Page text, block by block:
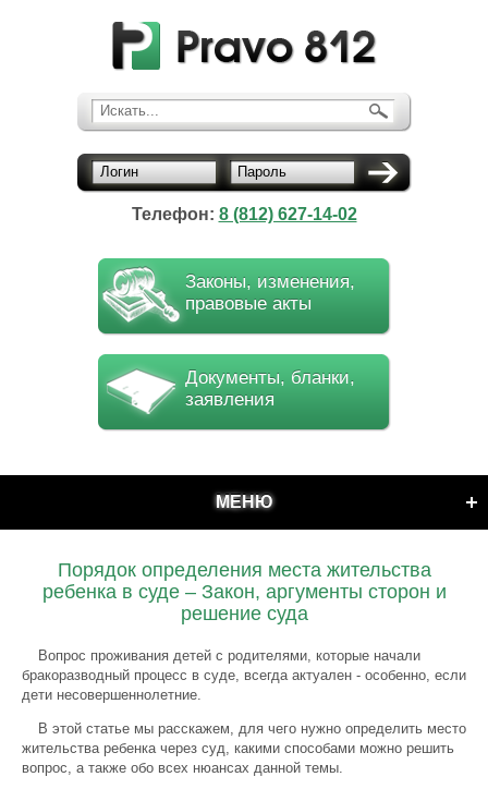
Искать...
Логин Пароль
Телефон: 8 (812) 627-14-02
Законы, изменения,
правовые акты
Документы, бланки,
заявления
МЕНЮ
Порядок определения места жительства
ребенка в суде – Закон, аргументы сторон и
решение суда
Вопрос проживания детей с родителями, которые начали
бракоразводный процесс в суде, всегда актуален - особенно, если
дети несовершеннолетние.
В этой статье мы расскажем, для чего нужно определить место
жительства ребенка через суд, какими способами можно решить
вопрос, а также обо всех нюансах данной темы.